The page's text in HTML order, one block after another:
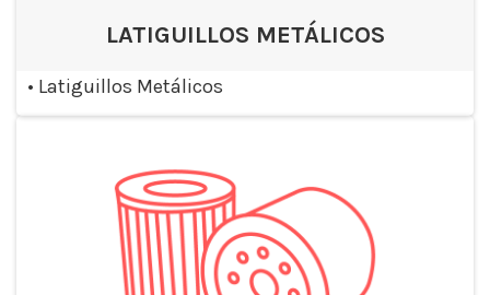
LATIGUILLOS METÁLICOS
• Latiguillos Metálicos